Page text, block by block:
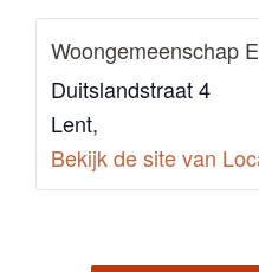
Woongemeenschap
Duitslandstraat 4
Lent,
Bekijk de site van